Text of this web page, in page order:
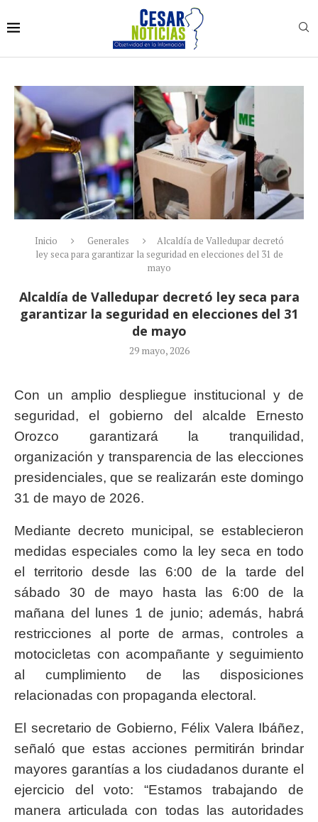
Inicio Generales
Alcaldía de Valledupar decretó
ley seca para garantizar la seguridad en elecciones del 31 de
mayo
Alcaldía de Valledupar decretó ley seca para
garantizar la seguridad en elecciones del 31
de mayo
29 mayo, 2026
Con un amplio despliegue institucional y de
seguridad, el gobierno del alcalde Ernesto
Orozco garantizará la tranquilidad,
organización y transparencia de las elecciones
presidenciales, que se realizarán este domingo
31 de mayo de 2026.
Mediante decreto municipal, se establecieron
medidas especiales como la ley seca en todo
el territorio desde las 6:00 de la tarde del
sábado 30 de mayo hasta las 6:00 de la
mañana del lunes 1 de junio; además, habrá
restricciones al porte de armas, controles a
motocicletas con acompañante y seguimiento
al cumplimiento de las disposiciones
relacionadas con propaganda electoral.
El secretario de Gobierno, Félix Valera Ibáñez,
señaló que estas acciones permitirán brindar
mayores garantías a los ciudadanos durante el
ejercicio del voto: “Estamos trabajando de
manera articulada con todas las autoridades